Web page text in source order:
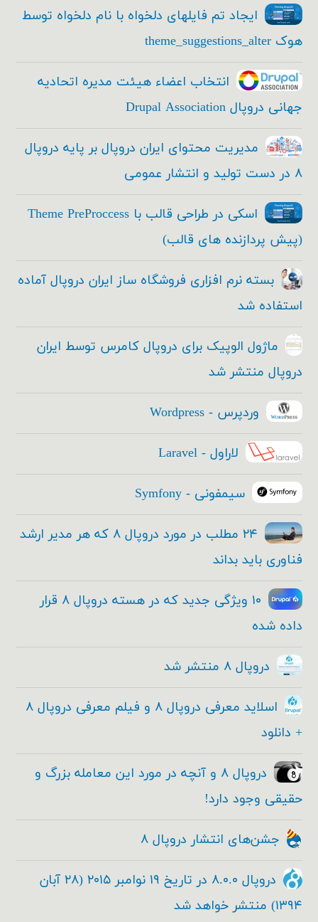
ایجاد تم فایلهای دلخواه با نام دلخواه توسط
هوک theme_suggestions_alter
انتخاب اعضاء هیئت مدیره اتحادیه
جهانی دروپال Drupal Association
مدیریت محتوای ایران دروپال بر پایه دروپال
۸ در دست تولید و انتشار عمومی
اسکی در طراحی قالب با Theme PreProccess
(پیش پردازنده های قالب)
بسته نرم افزاری فروشگاه ساز ایران دروپال آماده
استفاده شد
ماژول الوپیک برای دروپال کامرس توسط ایران
دروپال منتشر شد
وردپرس - Wordpress
لاراول - Laravel
سیمفونی - Symfony
۲۴ مطلب در مورد دروپال ۸ که هر مدیر ارشد
فناوری باید بداند
۱۰ ویژگی جدید که در هسته دروپال ۸ قرار
داده شده
دروپال ۸ منتشر شد
اسلاید معرفی دروپال ۸ و فیلم معرفی دروپال ۸
+ دانلود
دروپال ۸ و آنچه در مورد این معامله بزرگ و
حقیقی وجود دارد!
جشن‌های انتشار دروپال ۸
دروپال ۸.۰.۰ در تاریخ ۱۹ نوامبر ۲۰۱۵ (۲۸ آبان
۱۳۹۴) منتشر خواهد شد